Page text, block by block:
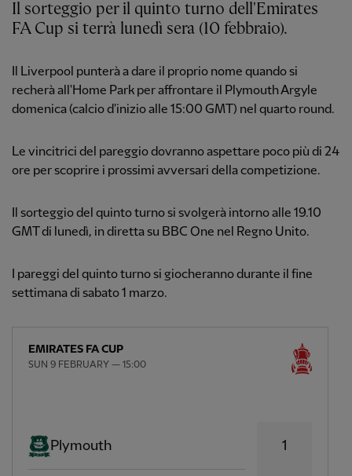
Il sorteggio per il quinto turno dell'Emirates
FA Cup si terrà lunedì sera (10 febbraio).
Il Liverpool punterà a dare il proprio nome quando si
recherà all'Home Park per affrontare il Plymouth Argyle
domenica (calcio d'inizio alle 15:00 GMT) nel quarto round.
Le vincitrici del pareggio dovranno aspettare poco più di 24
ore per scoprire i prossimi avversari della competizione.
Il sorteggio del quinto turno si svolgerà intorno alle 19.10
GMT di lunedì, in diretta su BBC One nel Regno Unito.
I pareggi del quinto turno si giocheranno durante il fine
settimana di sabato 1 marzo.
EMIRATES FA CUP
SUN 9 FEBRUARY — 15:00
Plymouth 1